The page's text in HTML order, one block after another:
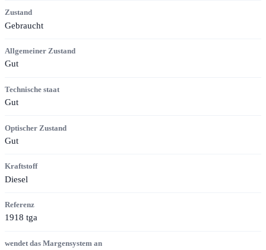
Zustand
Gebraucht
Allgemeiner Zustand
Gut
Technische staat
Gut
Optischer Zustand
Gut
Kraftstoff
Diesel
Referenz
1918 tga
wendet das Margensystem an